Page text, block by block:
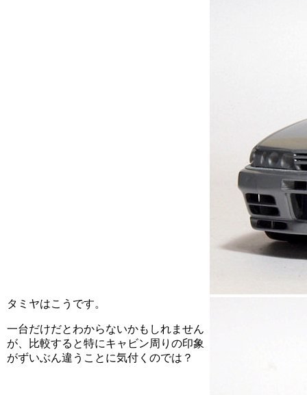
タミヤはこうです。
一台だけだとわからないかもしれません
が、比較すると特にキャビン周りの印象
がずいぶん違うことに気付くのでは？